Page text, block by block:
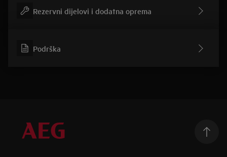
Rezervni dijelovi i dodatna oprema
Podrška